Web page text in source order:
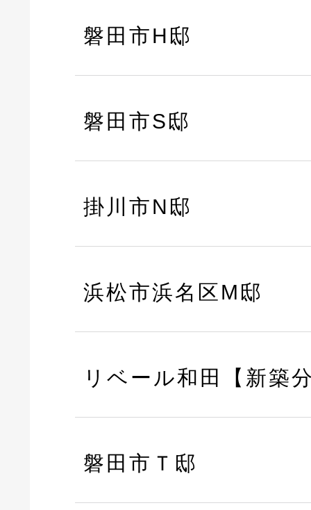
磐田市H邸
磐田市S邸
掛川市N邸
浜松市浜名区M邸
リベール和田【新築
磐田市Ｔ邸